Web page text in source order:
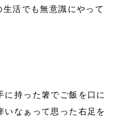
生活でも無意識にやって
に持った箸でご飯を口に
いなぁって思った右足を